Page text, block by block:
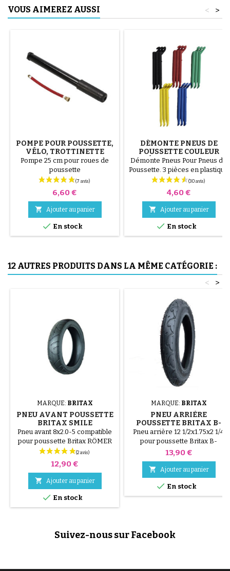
VOUS AIMEREZ AUSSI >
<
POMPE POUR POUSSETTE,
VÉLO, TROTTINETTE
Pompe 25 cm pour roues de
poussette
Prix
6,60 €
 Ajouter au panier
 En stock
DÉMONTE PNEUS DE
POUSSETTE COULEUR
ALÉATOIRE 1 LOT DE 3
PIÈCES
Démonte Pneus Pour Pneus de
Poussette. 3 pièces en plastique
de haute qualité, couleur
aléatoire, noir, rouge, vert,
jaune et bleu ou 3 pièces en
acier ( gris ) Le montage du
uniquement à la main, cela évite
de percer la chambre à air.
Prix
4,60 €
 Ajouter au panier
 En stock
12 AUTRES PRODUITS DANS LA MÊME CATÉGORIE :
>
<
MARQUE: BRITAX
PNEU AVANT POUSSETTE
BRITAX SMILE
Pneu avant 8x2.0-5 compatible
pour poussette Britax RÖMER
SMILE II et III. L' attache Star
Prix
12,90 €
 Ajouter au panier
 En stock
MARQUE: BRITAX
PNEU ARRIÈRE
POUSSETTE BRITAX B-
MOTION 3
Pneu arrière 12 1/2x1.75x2 1/4
pour poussette Britax B-
MOTION 3, B-MOTION 3 plus.
Prix
13,90 €
 Ajouter au panier
 En stock
Suivez-nous sur Facebook